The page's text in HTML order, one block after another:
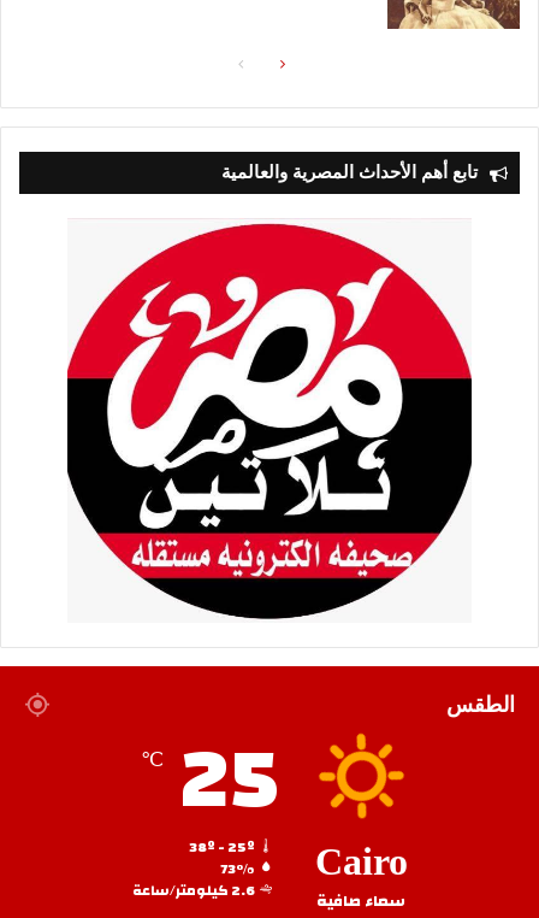
الصفحةالصفحة
تابع أهم الأحداث المصرية والعالمية
الطقس
Cairo
سماء صافية
25
℃
73%
2.6 كيلومتر/ساعة